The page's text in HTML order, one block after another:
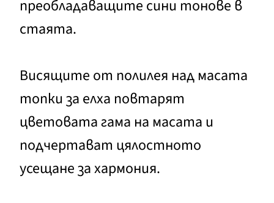
преобладаващите сини тонове в
стаята.
Висящите от полилея над масата
топки за елха повтарят
цветовата гама на масата и
подчертават цялостното
усещане за хармония.